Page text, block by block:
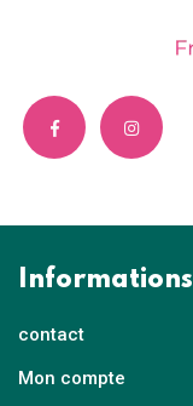
Informations
contact
Mon compte